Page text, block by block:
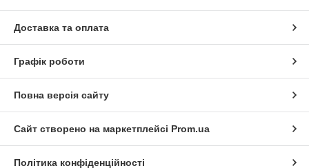
Доставка та оплата
Графік роботи
Повна версія сайту
Сайт створено на маркетплейсі Prom.ua
Політика конфіденційності